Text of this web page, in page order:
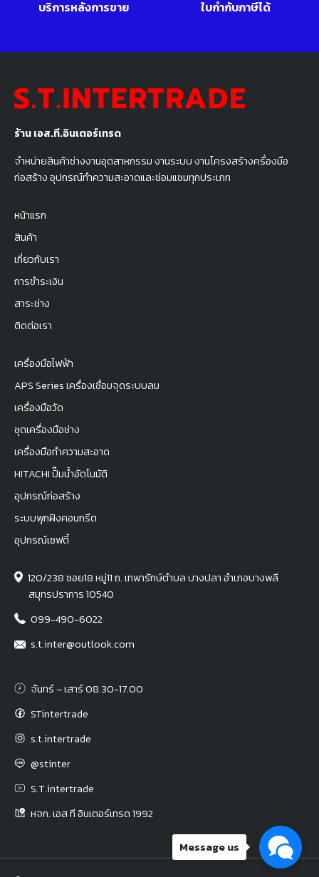
ร้าน เอส.ที.อินเตอร์เทรด
จำหน่ายสินค้าช่างงานอุตสาหกรรม งานระบบ งานโครงสร้างครื่องมือ
ก่อสร้าง อุปกรณ์ทำความสะอาดและซ่อมแซมทุกประเภท
หน้าแรก
สินค้า
เกี่ยวกับเรา
การชำระเงิน
สาระช่าง
ติดต่อเรา
เครื่องมือไฟฟ้า
APS Series เครื่องเชื่อมจุดระบบลม
เครื่องมือวัด
ชุดเครื่องมือช่าง
เครื่องมือทำความสะอาด
HITACHI ปั๊มน้ำอัตโนมัติ
อุปกรณ์ก่อสร้าง
ระบบพุกฝังคอนกรีต
อุปกรณ์เซฟตี้
120/238 ซอย18 หมู่11 ถ. เทพารักษ์ตำบล บางปลา อำเภอบางพลี
สมุทรปราการ 10540
099-490-6022
s.t.inter@outlook.com
จันทร์ – เสาร์ 08.30-17.00
STintertrade
s.t.intertrade
@stinter
S.T.intertrade
หจก. เอส ที อินเตอร์เทรด 1992
บริการหลังการขาย ใบกำกับภาษีได้
Message us